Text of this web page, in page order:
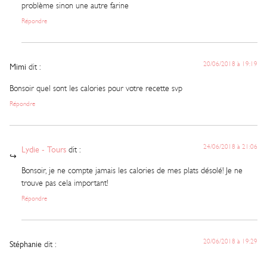
problème sinon une autre farine
Répondre
Mimi dit : 20/06/2018 à 19:19
Bonsoir quel sont les calories pour votre recette svp
Répondre
Lydie - Tours dit : 24/06/2018 à 21:06
Bonsoir, je ne compte jamais les calories de mes plats désolé! Je ne
trouve pas cela important!
Répondre
Stéphanie dit : 20/06/2018 à 19:29